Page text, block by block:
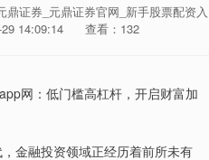
鼎证券_元鼎证券官网_新手股票配资入
14:09:14 查看：132
网：低门槛高杠杆，开启财富加
金融投资领域正经历着前所未有